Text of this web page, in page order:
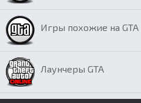
Игры похожие на GTA
Лаунчеры GTA